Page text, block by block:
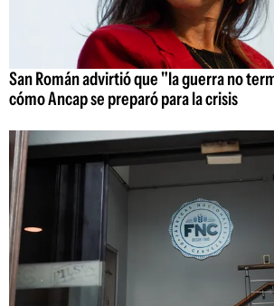
San Román advirtió que "la guerra no
cómo Ancap se preparó para la crisis